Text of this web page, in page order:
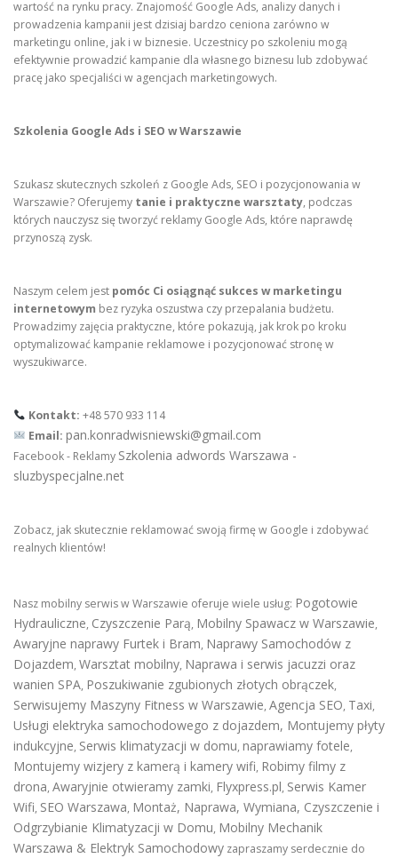
wartość na rynku pracy. Znajomość Google Ads, analizy danych i
prowadzenia kampanii jest dzisiaj bardzo ceniona zarówno w
marketingu online, jak i w biznesie. Uczestnicy po szkoleniu mogą
efektywnie prowadzić kampanie dla własnego biznesu lub zdobywać
pracę jako specjaliści w agencjach marketingowych.
Szkolenia Google Ads i SEO w Warszawie
Szukasz skutecznych szkoleń z Google Ads, SEO i pozycjonowania w
Warszawie? Oferujemy tanie i praktyczne warsztaty, podczas
których nauczysz się tworzyć reklamy Google Ads, które naprawdę
przynoszą zysk.
Naszym celem jest pomóc Ci osiągnąć sukces w marketingu
internetowym bez ryzyka oszustwa czy przepalania budżetu.
Prowadzimy zajęcia praktyczne, które pokazują, jak krok po kroku
optymalizować kampanie reklamowe i pozycjonować stronę w
wyszukiwarce.
Kontakt: +48 570 933 114
Email: pan.konradwisniewski@gmail.com
Facebook - Reklamy Szkolenia adwords Warszawa -
sluzbyspecjalne.net
Zobacz, jak skutecznie reklamować swoją firmę w Google i zdobywać
realnych klientów!
Nasz mobilny serwis w Warszawie oferuje wiele usług: Pogotowie
Hydrauliczne, Czyszczenie Parą, Mobilny Spawacz w Warszawie,
Awaryjne naprawy Furtek i Bram, Naprawy Samochodów z
Dojazdem, Warsztat mobilny, Naprawa i serwis jacuzzi oraz
wanien SPA, Poszukiwanie zgubionych złotych obrączek,
Serwisujemy Maszyny Fitness w Warszawie, Agencja SEO, Taxi,
Usługi elektryka samochodowego z dojazdem, Montujemy płyty
indukcyjne, Serwis klimatyzacji w domu, naprawiamy fotele,
Montujemy wizjery z kamerą i kamery wifi, Robimy filmy z
drona, Awaryjnie otwieramy zamki, Flyxpress.pl, Serwis Kamer
Wifi, SEO Warszawa, Montaż, Naprawa, Wymiana, Czyszczenie i
Odgrzybianie Klimatyzacji w Domu, Mobilny Mechanik
Warszawa & Elektryk Samochodowy zapraszamy serdecznie do